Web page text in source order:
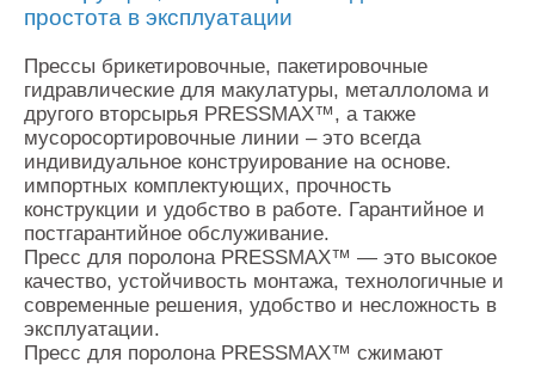
простота в эксплуатации
Прессы брикетировочные, пакетировочные
гидравлические для макулатуры, металлолома и
другого вторсырья PRESSMAX™, а также
мусоросортировочные линии – это всегда
индивидуальное конструирование на основе.
импортных комплектующих, прочность
конструкции и удобство в работе. Гарантийное и
постгарантийное обслуживание.
Пресс для поролона PRESSMAX™ — это высокое
качество, устойчивость монтажа, технологичные и
современные решения, удобство и несложность в
эксплуатации.
Пресс для поролона PRESSMAX™ сжимают